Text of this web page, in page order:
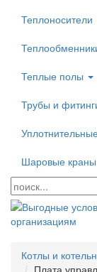
Теплоносители
Теплые полы
Трубы и
Шаровые краны
Котлы и
Плата